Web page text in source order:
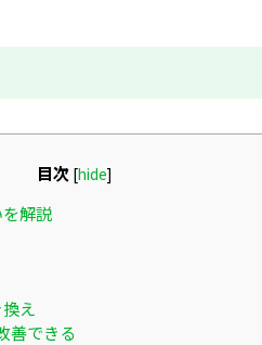
目次 [hide]
解説
え
善できる